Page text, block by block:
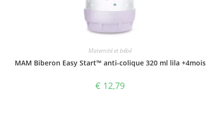
Maternité et bébé
MAM Biberon Easy Start™ anti-colique 320 ml lila +4mois
€ 12,79